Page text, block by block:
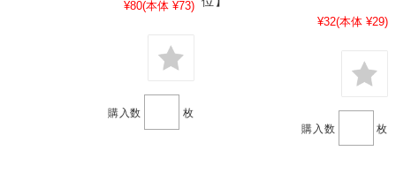
¥80(本体 ¥73)
購入数 枚
¥32(本体 ¥29)
購入数 枚